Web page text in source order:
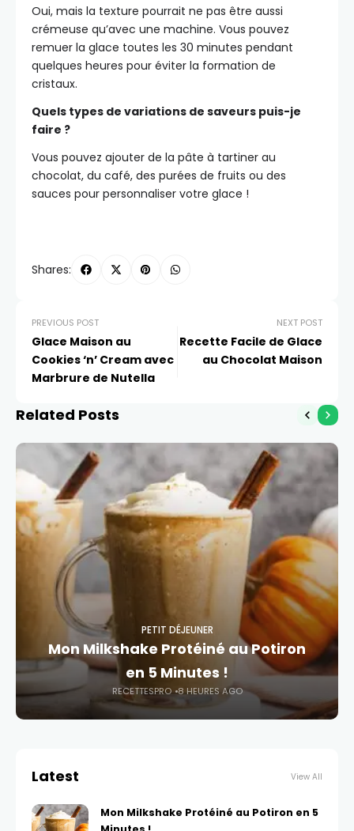
Oui, mais la texture pourrait ne pas être aussi
crémeuse qu’avec une machine. Vous pouvez
remuer la glace toutes les 30 minutes pendant
quelques heures pour éviter la formation de
cristaux.
Quels types de variations de saveurs puis-je
faire ?
Vous pouvez ajouter de la pâte à tartiner au
chocolat, du café, des purées de fruits ou des
sauces pour personnaliser votre glace !
Shares:
PREVIOUS POST
Glace Maison au
Cookies ‘n’ Cream avec
Marbrure de Nutella
NEXT POST
Recette Facile de Glace
au Chocolat Maison
Related Posts
PETIT DÉJEUNER
Mon Milkshake Protéiné au Potiron
en 5 Minutes !
RECETTESPRO 8 HEURES AGO
Latest View All
Mon Milkshake Protéiné au Potiron en 5